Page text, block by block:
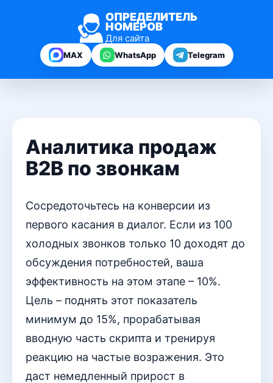
ОПРЕДЕЛИТЕЛЬ
НОМЕРОВ
Для сайта
MAX WhatsApp Telegram
Аналитика продаж
B2B по звонкам
Сосредоточьтесь на конверсии из
первого касания в диалог. Если из 100
холодных звонков только 10 доходят до
обсуждения потребностей, ваша
эффективность на этом этапе – 10%.
Цель – поднять этот показатель
минимум до 15%, прорабатывая
вводную часть скрипта и тренируя
реакцию на частые возражения. Это
даст немедленный прирост в